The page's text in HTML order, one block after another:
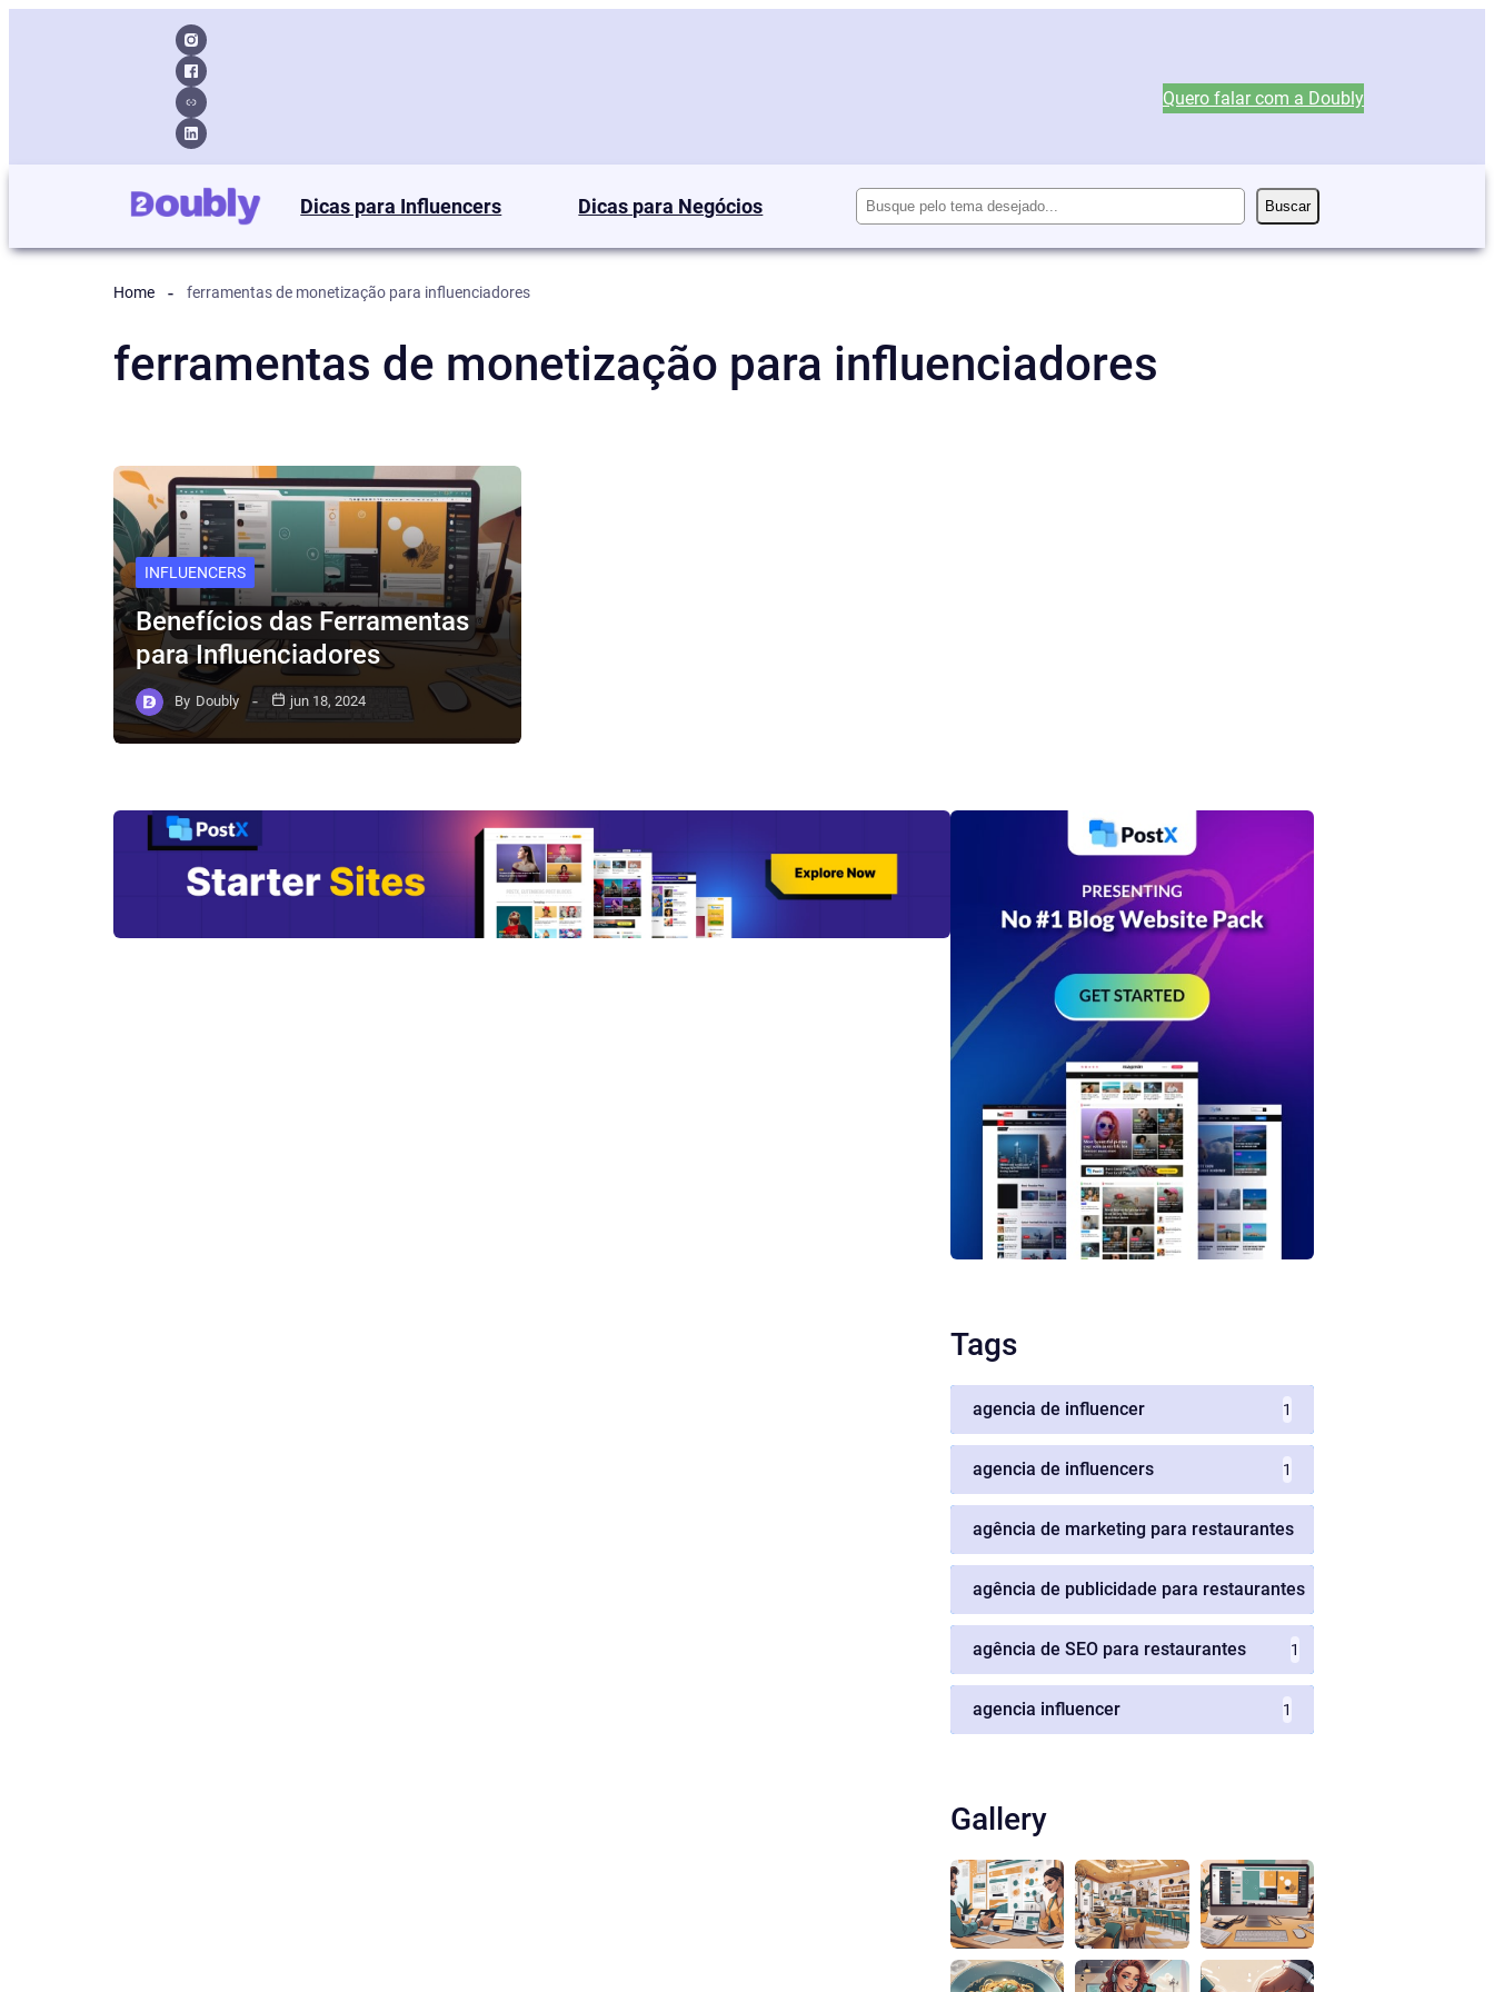
Quero falar com a Doubly
Dicas para Influencers Dicas para Negócios Pesquisar Buscar
Home ferramentas de monetização para influenciadores
ferramentas de monetização para influenciadores
INFLUENCERS
Benefícios das Ferramentas
para Influenciadores
By Doubly jun 18, 2024
Tags
agencia de influencer 1
agencia de influencers 1
agência de marketing para restaurantes
agência de publicidade para restaurantes
agência de SEO para restaurantes 1
agencia influencer 1
Gallery